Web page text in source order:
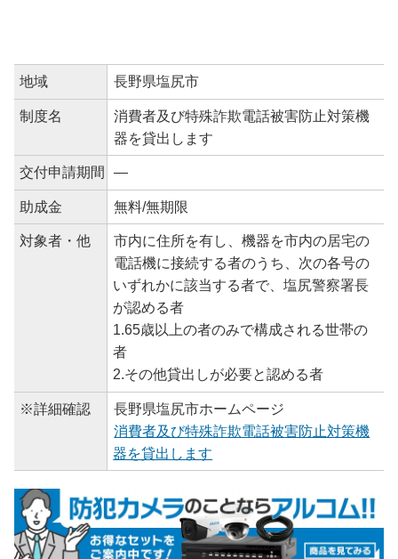
地域 長野県塩尻市
制度名
消費者及び特殊詐欺電話被害防止対策機
器を貸出します
交付申請期間 ―
助成金 無料/無期限
対象者・他
市内に住所を有し、機器を市内の居宅の
電話機に接続する者のうち、次の各号の
いずれかに該当する者で、塩尻警察署長
が認める者
1.65歳以上の者のみで構成される世帯の
者
2.その他貸出しが必要と認める者
※詳細確認
長野県塩尻市ホームページ
消費者及び特殊詐欺電話被害防止対策機
器を貸出します